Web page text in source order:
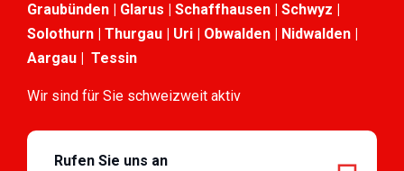
Graubünden | Glarus | Schaffhausen | Schwyz |
Solothurn | Thurgau | Uri | Obwalden | Nidwalden |
Aargau | Tessin
Wir sind für Sie schweizweit aktiv
Rufen Sie uns an